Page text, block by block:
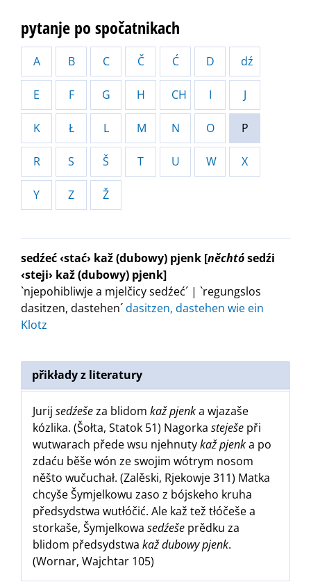
pytanje po spočatnikach
A B C Č Ć D dź
E F G H CH I J
K Ł L M N O P
R S Š T U W X
Y Z Ž
sedźeć ‹stać› kaž (dubowy) pjenk [něchtósedźi
‹steji› kaž (dubowy) pjenk]
`njepohibliwje a mjelčicy sedźeć´ | `regungslos
dasitzen, dastehen´dasitzen, dastehen wie ein
Klotz
přikłady z literatury
Jurij sedźešeza blidom kaž pjenka wjazaše
kózlika. (Šołta, Statok 51) Nagorka steješe při
wutwarach přede wsu njehnutykaž pjenka po
zdaću běše wón ze swojim wótrym nosom
něšto wučuchał. (Zalěski, Rjekowje 311) Matka
chcyše Šymjelkowu zaso z bójskeho kruha
předsydstwa wutłóčić. Ale kaž tež tłóčeše a
storkaše, Šymjelkowa sedźeše prědku za
blidom předsydstwa kaž dubowy pjenk.
(Wornar, Wajchtar 105)